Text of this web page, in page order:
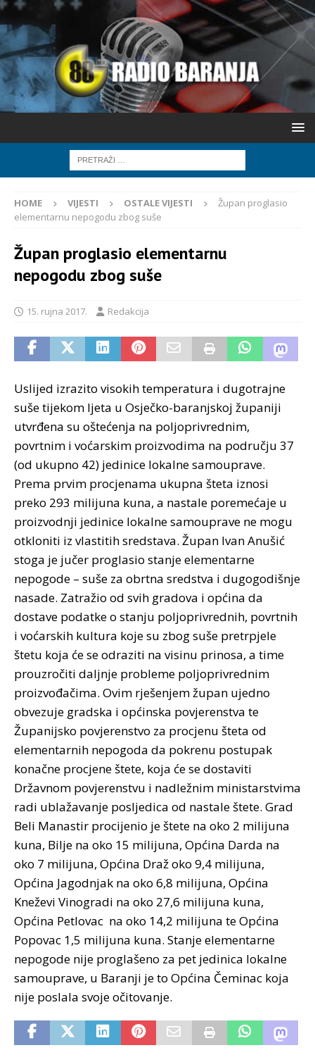
HOME VIJESTI OSTALE VIJESTI
Župan proglasio
elementarnu nepogodu zbog suše
Župan proglasio elementarnu
nepogodu zbog suše
15. rujna 2017. Redakcija
Uslijed izrazito visokih temperatura i dugotrajne
suše tijekom ljeta u Osječko-baranjskoj županiji
utvrđena su oštećenja na poljoprivrednim,
povrtnim i voćarskim proizvodima na području 37
(od ukupno 42) jedinice lokalne samouprave.
Prema prvim procjenama ukupna šteta iznosi
preko 293 milijuna kuna, a nastale poremećaje u
proizvodnji jedinice lokalne samouprave ne mogu
otkloniti iz vlastitih sredstava. Župan Ivan Anušić
stoga je jučer proglasio stanje elementarne
nepogode – suše za obrtna sredstva i dugogodišnje
nasade. Zatražio od svih gradova i općina da
dostave podatke o stanju poljoprivrednih, povrtnih
i voćarskih kultura koje su zbog suše pretrpjele
štetu koja će se odraziti na visinu prinosa, a time
prouzročiti daljnje probleme poljoprivrednim
proizvođačima. Ovim rješenjem župan ujedno
obvezuje gradska i općinska povjerenstva te
Županijsko povjerenstvo za procjenu šteta od
elementarnih nepogoda da pokrenu postupak
konačne procjene štete, koja će se dostaviti
Državnom povjerenstvu i nadležnim ministarstvima
radi ublažavanje posljedica od nastale štete. Grad
Beli Manastir procijenio je štete na oko 2 milijuna
kuna, Bilje na oko 15 milijuna, Općina Darda na
oko 7 milijuna, Općina Draž oko 9,4 milijuna,
Općina Jagodnjak na oko 6,8 milijuna, Općina
Kneževi Vinogradi na oko 27,6 milijuna kuna,
Općina Petlovac na oko 14,2 milijuna te Općina
Popovac 1,5 milijuna kuna. Stanje elementarne
nepogode nije proglašeno za pet jedinica lokalne
samouprave, u Baranji je to Općina Čeminac koja
nije poslala svoje očitovanje.